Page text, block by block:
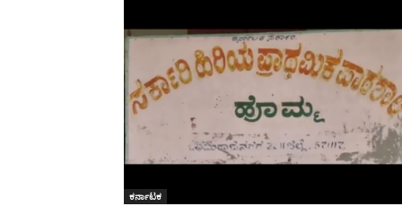
ಕರ್ನಾಟಕ